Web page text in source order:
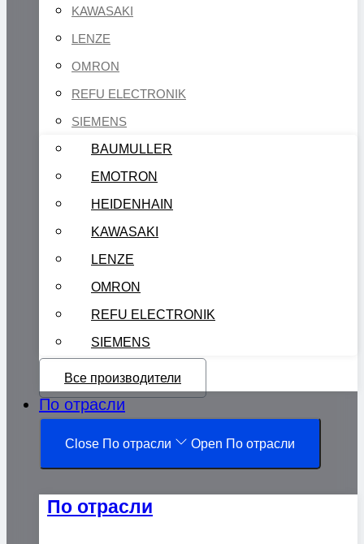
KAWASAKI
LENZE
OMRON
REFU ELECTRONIK
SIEMENS
BAUMULLER
EMOTRON
HEIDENHAIN
KAWASAKI
LENZE
OMRON
REFU ELECTRONIK
SIEMENS
Все производители
По отрасли
Close По отрасли Open По отрасли
По отрасли